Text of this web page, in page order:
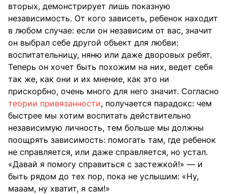
вторых, демонстрирует лишь показную
независимость. От кого зависеть, ребенок находит
в любом случае: если он независим от вас, значит
он выбрал себе другой объект для любви:
воспитательницу, няню или даже дворовых ребят.
Теперь он хочет быть похожим на них, ведет себя
так же, как они и их мнение, как это ни
прискорбно, очень много для него значит. Согласно
теории привязанности, получается парадокс: чем
быстрее мы хотим воспитать действительно
независимую личность, тем больше мы должны
поощрять зависимость: помогать там, где ребенок
не справляется, или даже справляется, но устал.
«Давай я помогу справиться с застежкой!» — и
быть рядом до тех пор, пока не услышим: «Ну,
мааам, ну хватит, я сам!»